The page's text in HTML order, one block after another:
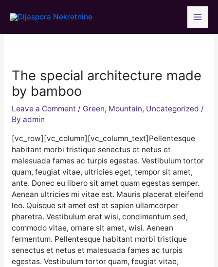
The special architecture made
by bamboo
Leave a Comment / Green, Mountain, Uncategorized /
By admin
[vc_row][vc_column][vc_column_text]Pellentesque
habitant morbi tristique senectus et netus et
malesuada fames ac turpis egestas. Vestibulum tortor
quam, feugiat vitae, ultricies eget, tempor sit amet,
ante. Donec eu libero sit amet quam egestas semper.
Aenean ultricies mi vitae est. Mauris placerat eleifend
leo. Quisque sit amet est et sapien ullamcorper
pharetra. Vestibulum erat wisi, condimentum sed,
commodo vitae, ornare sit amet, wisi. Aenean
fermentum. Pellentesque habitant morbi tristique
senectus et netus et malesuada fames ac turpis
egestas. Vestibulum tortor quam, feugiat vitae,